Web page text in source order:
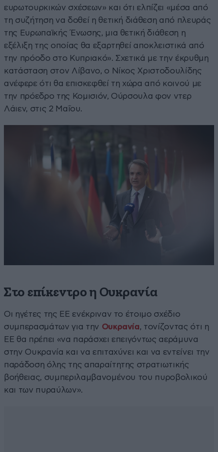
ευρωτουρκικών σχέσεων» και ότι ελπίζει «μέσα από
τη συζήτηση να δοθεί η θετική διάθεση από πλευράς
της Ευρωπαϊκής Ένωσης, μια θετική διάθεση η
εξέλιξη της οποίας θα εξαρτηθεί αποκλειστικά από
την πρόοδο στο Κυπριακό». Σχετικά με την έκρυθμη
κατάσταση στον Λίβανο, ο Νίκος Χριστοδουλίδης
ανέφερε ότι θα επισκεφθεί τη χώρα από κοινού με
την πρόεδρο της Κομισιόν, Ούρσουλα φον ντερ
Λάιεν, στις 2 Μαΐου.
Στο επίκεντρο η Ουκρανία
Οι ηγέτες της ΕΕ ενέκριναν το έτοιμο σχέδιο
συμπερασμάτων για την Ουκρανία, τονίζοντας ότι η
ΕΕ θα πρέπει «να παράσχει επειγόντως αεράμυνα
στην Ουκρανία και να επιταχύνει και να εντείνει την
παράδοση όλης της απαραίτητης στρατιωτικής
βοήθειας, συμπεριλαμβανομένου του πυροβολικού
και των πυραύλων».